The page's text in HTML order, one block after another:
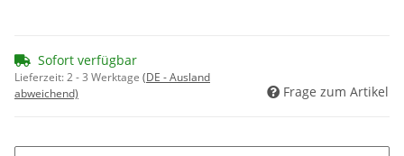
Sofort verfügbar
Lieferzeit:2 - 3 Werktage (DE - Ausland
abweichend)
Frage zum Artikel